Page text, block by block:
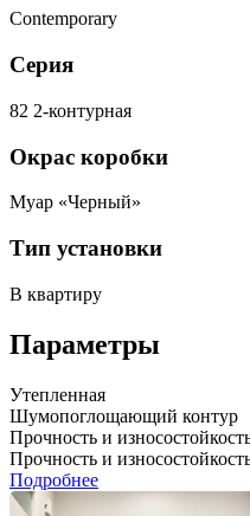
Contemporary
Серия
82 2-контурная
Окрас коробки
Муар «Черный»
Тип установки
В квартиру
Параметры
Утепленная
Шумопоглощающий контур
Прочность и
Прочность и
Подробнее